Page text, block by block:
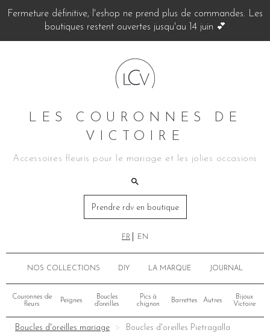
Fermeture définitive, l'eshop ne prend plus de commandes. Les
boutiques restent ouvertes jusqu'au 14 juin 💕
LES COURONNES DE
VICTOIRE
Accessoires fleuris pour le mariage et les jolies occasions
Prendre rdv en boutique
FR EN
NOS COLLECTIONS DIY LA MARQUE JOURNAL
Couronnes de
fleurs
Peignes
Boucles
d'oreilles
Pics à
chignon
Barrettes Autres
Bijoux
Victoire
Boucles d'oreilles mariage Boucles d'oreilles Pietragalla